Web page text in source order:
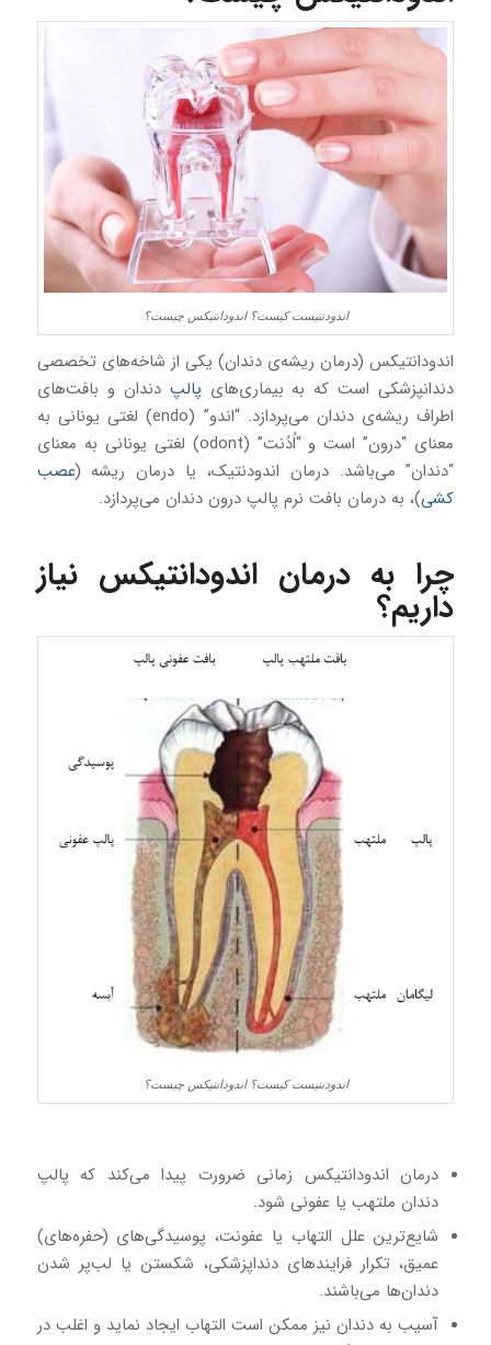
اندودنتیست کیست؟ اندودانتیکس چیست؟
اندودانتیکس (درمان ریشه‌ی دندان) یکی از شاخه‌های تخصصی
دندانپزشکی است که به بیماری‌های پالپ دندان و بافت‌های
اطراف ریشه‌ی دندان می‌پردازد. “اندو” (endo) لغتی یونانی به
معنای “درون” است و “اُدُنت” (odont) لغتی یونانی به معنای
“دندان” می‌باشد. درمان اندودنتیک، یا درمان ریشه (عصب
کشی)، به درمان بافت نرم پالپ درون دندان می‌پردازد.
چرا به درمان اندودانتیکس نیاز
داریم؟
اندودنتیست کیست؟ اندودانتیکس چیست؟
درمان اندودانتیکس زمانی ضرورت پیدا می‌کند که پالپ
دندان ملتهب یا عفونی شود.
شایع‌ترین علل التهاب یا عفونت، پوسیدگی‌های (حفره‌های)
عمیق، تکرار فرایندهای دنداپزشکی، شکستن یا لب‌پر شدن
دندان‌ها می‌باشند.
آسیب به دندان نیز ممکن است التهاب ایجاد نماید و اغلب در